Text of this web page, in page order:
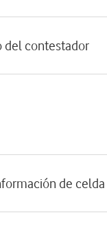
del contestador
de celda